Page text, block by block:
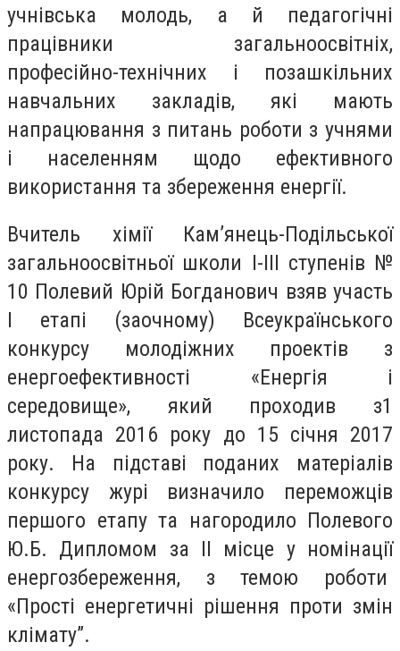
учнівська молодь, а й педагогічні
працівники загальноосвітніх,
професійно-технічних і позашкільних
навчальних закладів, які мають
напрацювання з питань роботи з учнями
і населенням щодо ефективного
використання та збереження енергії.
Вчитель хімії Кам’янець-Подільської
загальноосвітньої школи І-ІІІ ступенів №
10 Полевий Юрій Богданович взяв участь
І етапі (заочному) Всеукраїнського
конкурсу молодіжних проектів з
енергоефективності «Енергія і
середовище», який проходив з1
листопада 2016 року до 15 січня 2017
року. На підставі поданих матеріалів
конкурсу журі визначило переможців
першого етапу та нагородило Полевого
Ю.Б. Дипломом за ІІ місце у номінації
енергозбереження, з темою роботи
«Прості енергетичні рішення проти змін
клімату”.